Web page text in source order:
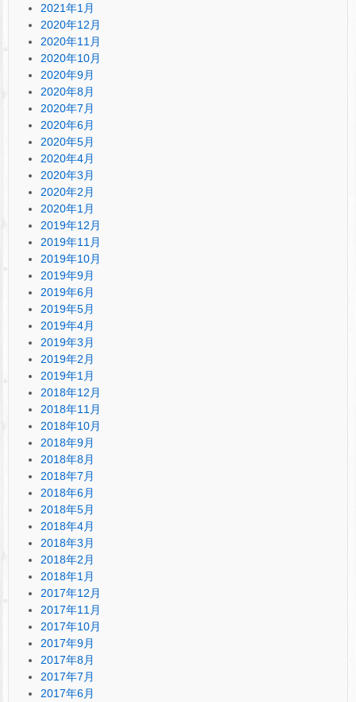
2021年1月
2020年12月
2020年11月
2020年10月
2020年9月
2020年8月
2020年7月
2020年6月
2020年5月
2020年4月
2020年3月
2020年2月
2020年1月
2019年12月
2019年11月
2019年10月
2019年9月
2019年6月
2019年5月
2019年4月
2019年3月
2019年2月
2019年1月
2018年12月
2018年11月
2018年10月
2018年9月
2018年8月
2018年7月
2018年6月
2018年5月
2018年4月
2018年3月
2018年2月
2018年1月
2017年12月
2017年11月
2017年10月
2017年9月
2017年8月
2017年7月
2017年6月